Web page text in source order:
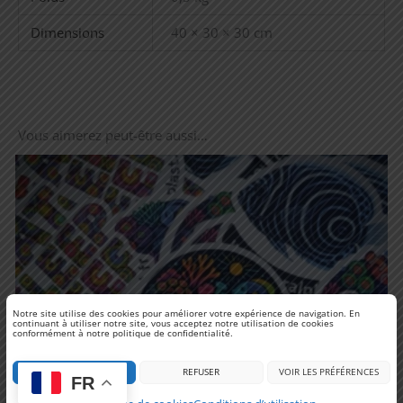
Notre site utilise des cookies pour améliorer votre expérience de navigation. En
continuant à utiliser notre site, vous acceptez notre utilisation de cookies
conformément à notre politique de confidentialité.
ACCEPTER REFUSER VOIR LES PRÉFÉRENCES
Dimensions
40 × 30 × 30 cm
Vous aimerez peut-être aussi…
FR